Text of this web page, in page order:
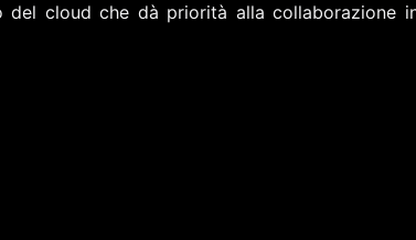
cloud che dà priorità alla collaborazione